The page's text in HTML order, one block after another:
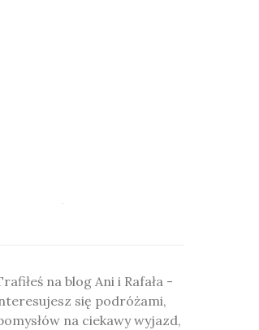
na blog Ani i Rafała -
się podróżami,
na ciekawy wyjazd,